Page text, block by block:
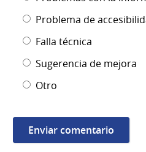
Problema de
Falla técnica
Sugerencia de mejora
Otro